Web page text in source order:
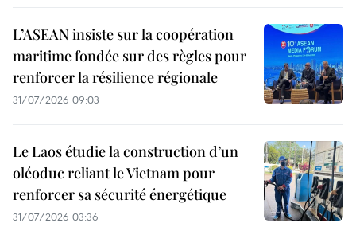
L’ASEAN insiste sur la coopération
maritime fondée sur des règles pour
renforcer la résilience régionale
31/07/2026 09:03
Le Laos étudie la construction d’un
oléoduc reliant le Vietnam pour
renforcer sa sécurité énergétique
31/07/2026 03:36